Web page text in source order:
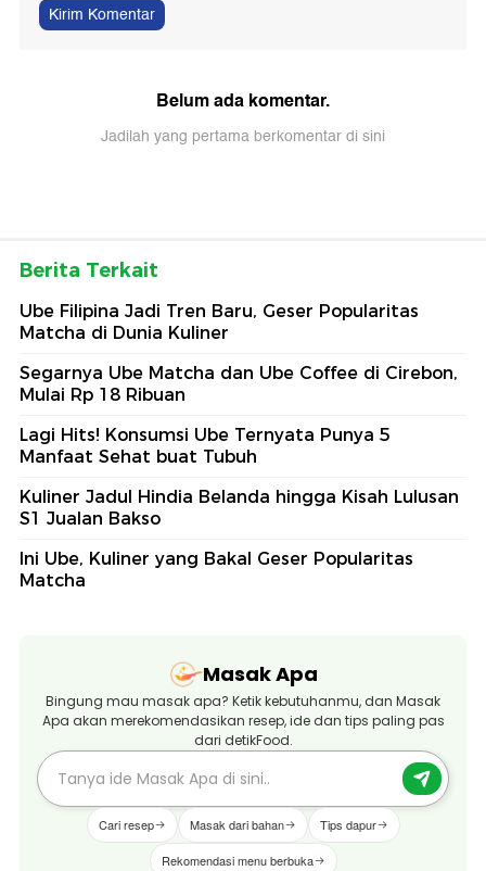
Kirim Komentar
Belum ada komentar.
Jadilah yang pertama berkomentar di sini
Berita Terkait
Ube Filipina Jadi Tren Baru, Geser Popularitas
Matcha di Dunia Kuliner
Segarnya Ube Matcha dan Ube Coffee di Cirebon,
Mulai Rp 18 Ribuan
Lagi Hits! Konsumsi Ube Ternyata Punya 5
Manfaat Sehat buat Tubuh
Kuliner Jadul Hindia Belanda hingga Kisah Lulusan
S1 Jualan Bakso
Ini Ube, Kuliner yang Bakal Geser Popularitas
Matcha
Masak Apa
Bingung mau masak apa? Ketik kebutuhanmu, dan Masak
Apa akan merekomendasikan resep, ide dan tips paling pas
dari detikFood.
Cari resep Masak dari bahan Tips dapur
Rekomendasi menu berbuka